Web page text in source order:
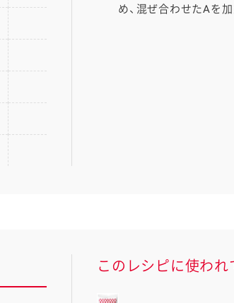
め、混ぜ合わせたAを
このレシピに使われ